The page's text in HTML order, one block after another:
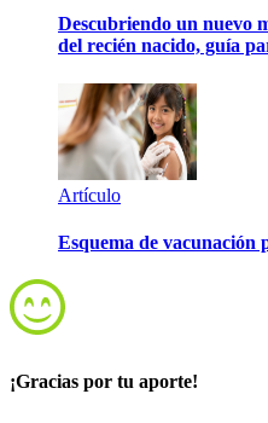
Descubriendo un nuevo
del recién nacido, guía
Artículo
Esquema de vacunación
¡Gracias por tu aporte!